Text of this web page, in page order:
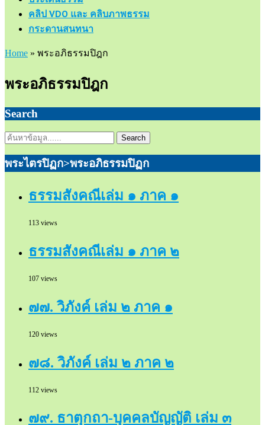
คลิป VDO และ คลิบภาพธรรม
กระดานสนทนา
Home » พระอภิธรรมปิฎก
พระอภิธรรมปิฎก
Search
Search
พระไตรปิฏก>พระอภิธรรมปิฏก
ธรรมสังคณีเล่ม ๑ ภาค ๑
113 views
ธรรมสังคณีเล่ม ๑ ภาค ๒
107 views
๗๗. วิภังค์ เล่ม ๒ ภาค ๑
120 views
๗๘. วิภังค์ เล่ม ๒ ภาค ๒
112 views
๗๙. ธาตุกถา-บุคคลบัญญัติ เล่ม ๓